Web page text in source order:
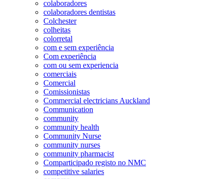
colaboradores
colaboradores dentistas
Colchester
colheitas
colorretal
com e sem experiência
Com experiência
com ou sem experiencia
comerciais
Comercial
Comissionistas
Commercial electricians Auckland
Communication
community
community health
Community Nurse
community nurses
community pharmacist
Comparticipado registo no NMC
competitive salaries